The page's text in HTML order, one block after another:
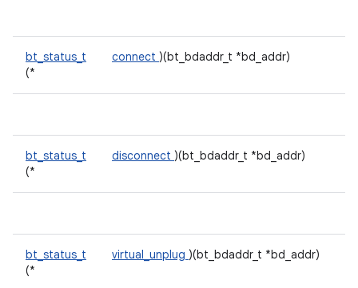
bt_status_t
(*
connect )(bt_bdaddr_t *bd_addr)
bt_status_t
(*
disconnect )(bt_bdaddr_t *bd_addr)
bt_status_t
(*
virtual_unplug )(bt_bdaddr_t *bd_addr)